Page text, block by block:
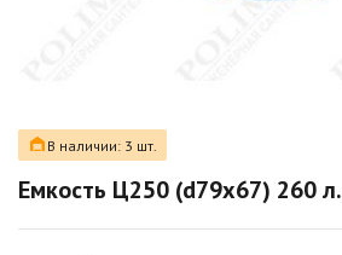
В наличии: 3 шт.
Емкость Ц250 (d79х67) 260 л.